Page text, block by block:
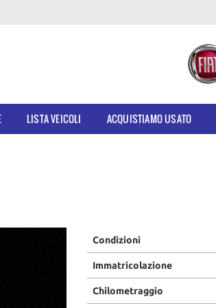
LISTA VEICOLI ACQUISTIAMO USATO
Condizioni
Immatricolazione
Chilometraggio